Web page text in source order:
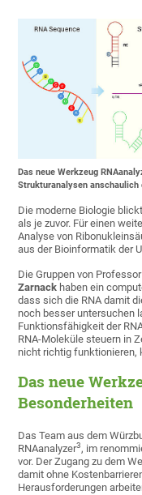
Das neue Werkzeug
Strukturanalysen
Die moderne Biologie
als je zuvor. Für einen
Analyse von
aus der Bioinformatik der
Die Gruppen von
Zarnack haben ein
dass sich die RNA damit
noch besser untersuchen
Funktionsfähigkeit der
RNA-Moleküle steuern in
nicht richtig funktionieren,
Das neue
Besonderheiten
Das Team aus dem
RNAanalyzer3, im
vor. Der Zugang zu dem
damit ohne
Herausforderungen